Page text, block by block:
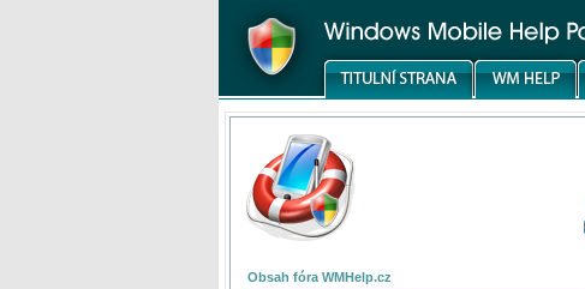
Obsah fóra WMHelp.cz